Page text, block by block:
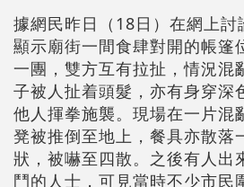
據網民昨日（18日）在網上討
顯示廟街一間食肆對開的帳篷
一團，雙方互有拉扯，情況混
子被人扯着頭髮，亦有身穿深
他人揮拳施襲。現場在一片混
凳被推倒至地上，餐具亦散落
狀，被嚇至四散。之後有人出
鬥的人士，可見當時不少市民